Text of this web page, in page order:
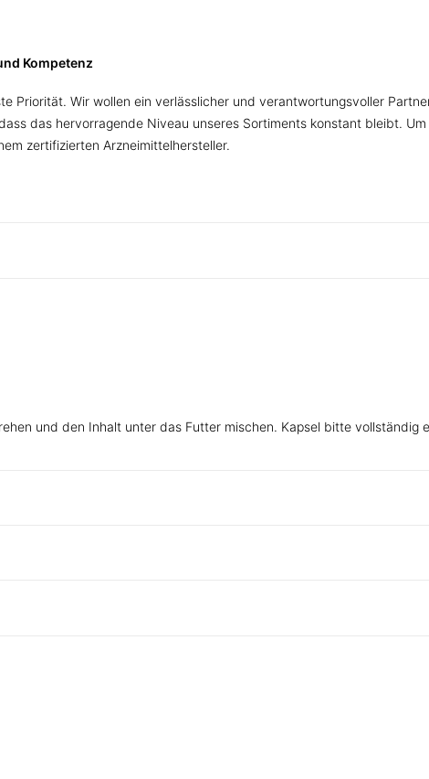
Kompetenz
Priorität. Wir wollen ein verlässlicher und verantwortungsvoller
das hervorragende Niveau unseres Sortiments konstant bleibt.
zertifizierten Arzneimittelhersteller.
und den Inhalt unter das Futter mischen. Kapsel bitte vollständig